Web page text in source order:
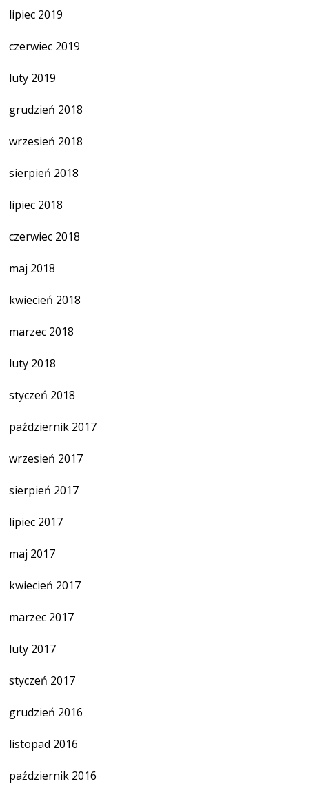
lipiec 2019
czerwiec 2019
luty 2019
grudzień 2018
wrzesień 2018
sierpień 2018
lipiec 2018
czerwiec 2018
maj 2018
kwiecień 2018
marzec 2018
luty 2018
styczeń 2018
październik 2017
wrzesień 2017
sierpień 2017
lipiec 2017
maj 2017
kwiecień 2017
marzec 2017
luty 2017
styczeń 2017
grudzień 2016
listopad 2016
październik 2016